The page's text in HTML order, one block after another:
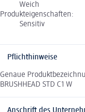
Weich
Produkteigenschaften:
Sensitiv
Pflichthinweise
Genaue
BRUSHHEAD STD C1 W
Anschrift des